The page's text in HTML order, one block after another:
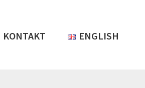
KONTAKT ENGLISH